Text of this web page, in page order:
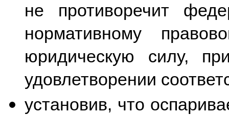
не противоречит
нормативному
юридическую силу,
удовлетворении
установив, что